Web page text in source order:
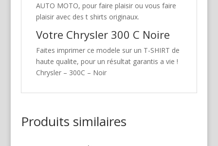
AUTO MOTO, pour faire plaisir ou vous faire
plaisir avec des t shirts originaux.
Votre Chrysler 300 C Noire
Faites imprimer ce modele sur un T-SHIRT de
haute qualite, pour un résultat garantis a vie !
Chrysler – 300C – Noir
Produits similaires